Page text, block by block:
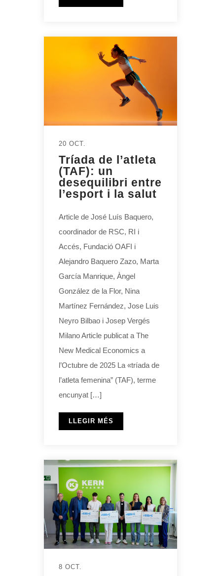
20 OCT.
Tríada de l’atleta
(TAF): un
desequilibri entre
l’esport i la salut
Article de José Luís Baquero,
coordinador de RSC, RI i
Accés, Fundació OAFI i
Alejandro Baquero Zazo, Marta
García Manrique, Àngel
González de la Flor, Nina
Martínez Fernández, Jose Luis
Neyro Bilbao i Josep Vergés
Milano Article publicat a The
New Medical Economics a
l’Octubre de 2025 La «tríada de
l’atleta femenina” (TAF), terme
encunyat […]
LLEGIR MÉS
8 OCT.